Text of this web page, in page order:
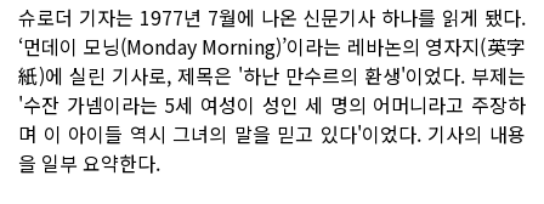
슈로더 기자는 1977년 7월에 나온 신문기사 하나를 읽게 됐다.
‘먼데이 모닝(Monday Morning)’이라는 레바논의 영자지(英字
紙)에 실린 기사로, 제목은 '하난 만수르의 환생'이었다. 부제는
'수잔 가넴이라는 5세 여성이 성인 세 명의 어머니라고 주장하
며 이 아이들 역시 그녀의 말을 믿고 있다'이었다. 기사의 내용
을 일부 요약한다.